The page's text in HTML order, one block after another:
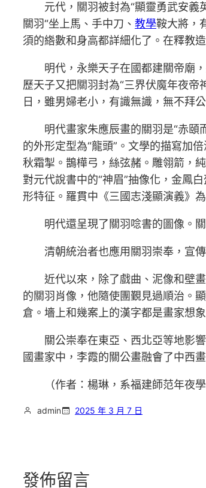
元代，關羽被封為“顯靈勇武安
關羽“坐上馬、手中刀、 教學鞍大將，
須的綹數和身高都詳細化了。在釋教
明代，永樂天子在國都建關帝廟
歷天子又把關羽封為“三界伏魔年夜
日，雖男婦老小，有識無識，無不拜
明代畫家朱應辰畫的關羽是“赤頤
的外形定型為“龍頭”。文學的描寫加
秋霜掣。鵲樺弓，絲弦赭。雕翎箭，
對元代說書中的“神眉”抽像化，金鳳
形特征。羅貫中《三國志淺顯演義》
明代還呈現了關羽唸書的圖像。
清朝統治者也應用關羽崇奉，宣
近代以來，除了戲曲、泥像和壁
的關羽肖像，他隨使團覲見過順治。
倉。墻上和幾案上的漢字都是畫家想
關公崇奉在東亞、西北亞等地影
國畫家中，李霞的關公畫融會了中西
（作者：楊琳，系福建師范年夜
admin 2025 年 3 月 7 日
發佈留言